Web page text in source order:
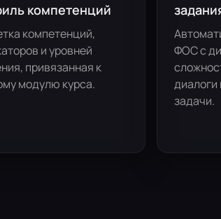
компетенций
компетенций,
и уровней
привязанная к
модулю курса.
ФОС с
диалоги
задачи.